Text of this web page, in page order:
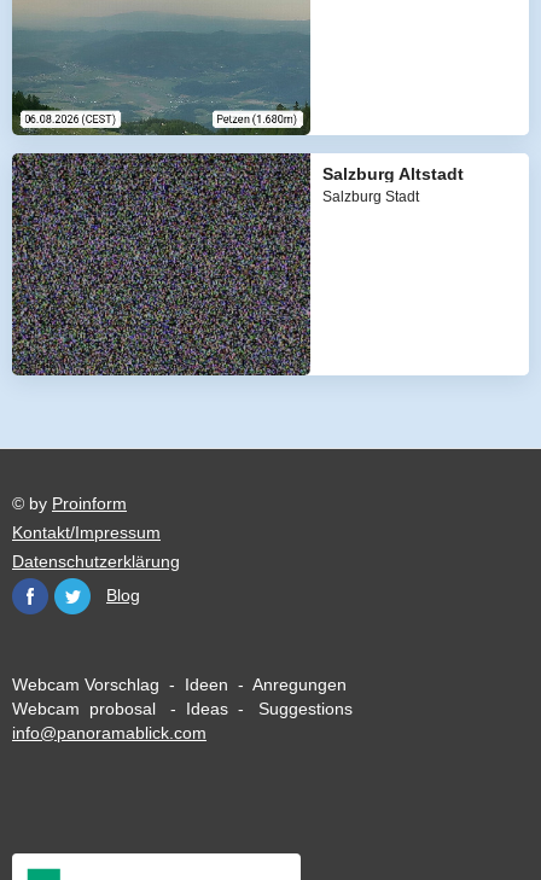
Salzburg Altstadt
Salzburg Stadt
© by Proinform
Kontakt/Impressum
Datenschutzerklärung
Blog
Webcam Vorschlag - Ideen - Anregungen
Webcam probosal - Ideas - Suggestions
info@panoramablick.com